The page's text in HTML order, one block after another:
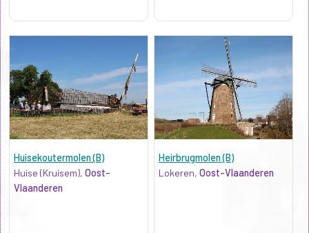
Huisekoutermolen (B)
Huise (Kruisem), Oost-
Vlaanderen
Heirbrugmolen (B)
Lokeren,Oost-Vlaanderen